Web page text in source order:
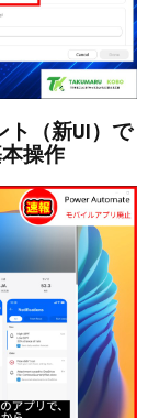
ト（新UI）で
操作